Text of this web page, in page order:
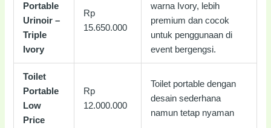
Portable
Urinoir –
Triple
Ivory
Rp
15.650.000
warna Ivory, lebih
premium dan cocok
untuk penggunaan di
event bergengsi.
Toilet
Portable
Low
Price
Rp
12.000.000
Toilet portable dengan
desain sederhana
namun tetap nyaman